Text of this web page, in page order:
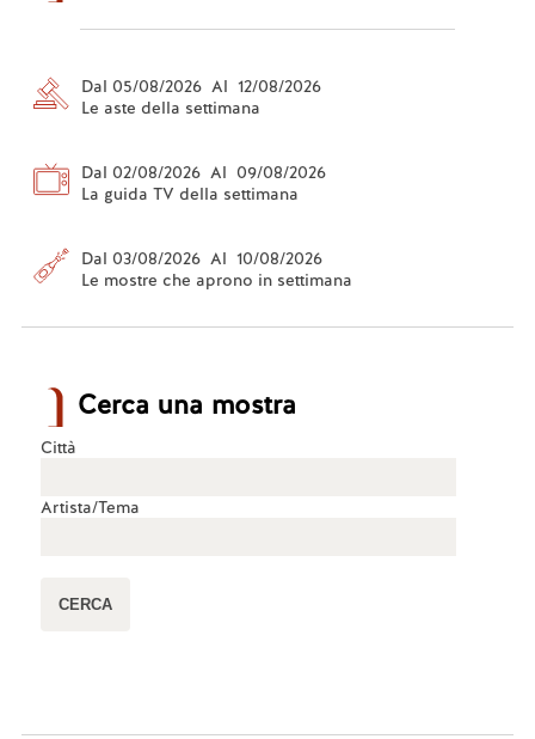
Dal 05/08/2026 Al 12/08/2026
Le aste della settimana
Dal 02/08/2026 Al 09/08/2026
La guida TV della settimana
Dal 03/08/2026 Al 10/08/2026
Le mostre che aprono in settimana
Cerca una mostra
Città
Artista/Tema